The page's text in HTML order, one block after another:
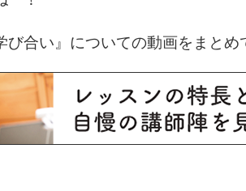
び合い』についての動画をまとめ